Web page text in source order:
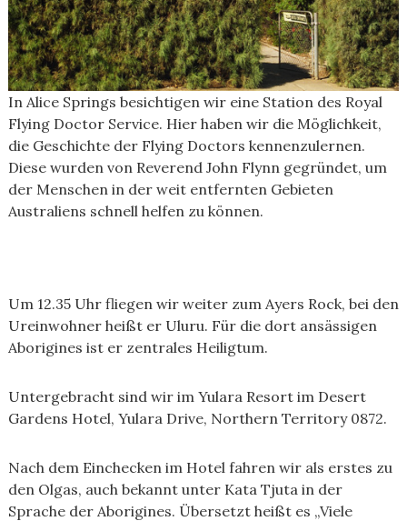
In Alice Springs besichtigen wir eine Station des Royal
Flying Doctor Service. Hier haben wir die Möglichkeit,
die Geschichte der Flying Doctors kennenzulernen.
Diese wurden von Reverend John Flynn gegründet, um
der Menschen in der weit entfernten Gebieten
Australiens schnell helfen zu können.
Um 12.35 Uhr fliegen wir weiter zum Ayers Rock, bei den
Ureinwohner heißt er Uluru. Für die dort ansässigen
Aborigines ist er zentrales Heiligtum.
Untergebracht sind wir im Yulara Resort im Desert
Gardens Hotel, Yulara Drive, Northern Territory 0872.
Nach dem Einchecken im Hotel fahren wir als erstes zu
den Olgas, auch bekannt unter Kata Tjuta in der
Sprache der Aborigines. Übersetzt heißt es „Viele